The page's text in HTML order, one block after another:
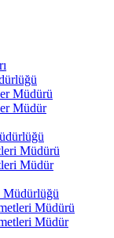
Müdürü
Müdür
Müdürü
Müdür
Müdürlüğü
Müdürü
Müdür